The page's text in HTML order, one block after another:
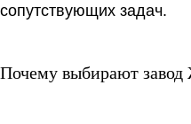
сопутствующих задач.
Почему выбирают